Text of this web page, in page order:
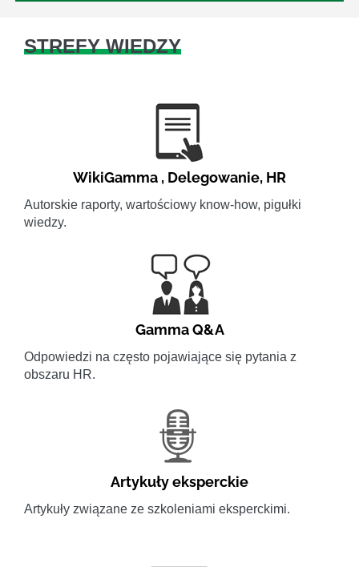
STREFY WIEDZY
WikiGamma , Delegowanie, HR
Autorskie raporty, wartościowy know-how, pigułki
wiedzy.
Gamma Q&A
Odpowiedzi na często pojawiające się pytania z
obszaru HR.
Artykuły eksperckie
Artykuły związane ze szkoleniami eksperckimi.